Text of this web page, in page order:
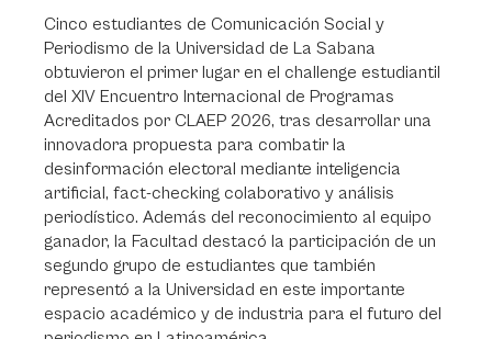
Cinco estudiantes de Comunicación Social y
Periodismo de la Universidad de La Sabana
obtuvieron el primer lugar en el challenge estudiantil
del XIV Encuentro Internacional de Programas
Acreditados por CLAEP 2026, tras desarrollar una
innovadora propuesta para combatir la
desinformación electoral mediante inteligencia
artificial, fact-checking colaborativo y análisis
periodístico. Además del reconocimiento al equipo
ganador, la Facultad destacó la participación de un
segundo grupo de estudiantes que también
representó a la Universidad en este importante
espacio académico y de industria para el futuro del